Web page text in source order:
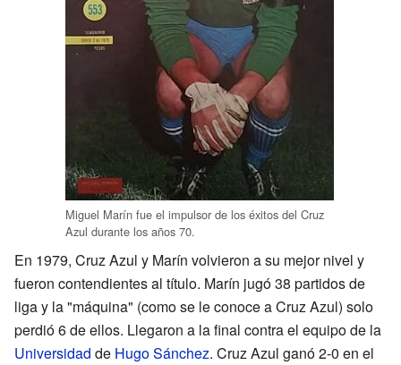
Miguel Marín fue el impulsor de los éxitos del Cruz
Azul durante los años 70.
En 1979, Cruz Azul y Marín volvieron a su mejor nivel y
fueron contendientes al título. Marín jugó 38 partidos de
liga y la "máquina" (como se le conoce a Cruz Azul) solo
perdió 6 de ellos. Llegaron a la final contra el equipo de la
Universidad de Hugo Sánchez. Cruz Azul ganó 2-0 en el